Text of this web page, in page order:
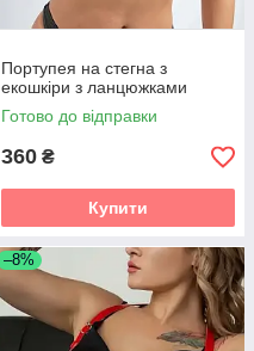
Портупея на стегна з
екошкіри з ланцюжками
Готово до відправки
360 ₴
Купити
–8%